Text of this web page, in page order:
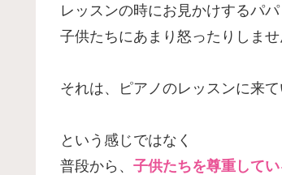
レッスンの時にお見かけするパ
子供たちにあまり怒ったりしませ
それは、ピアノのレッスンに来
という感じではなく
普段から、 子供たちを尊重してい